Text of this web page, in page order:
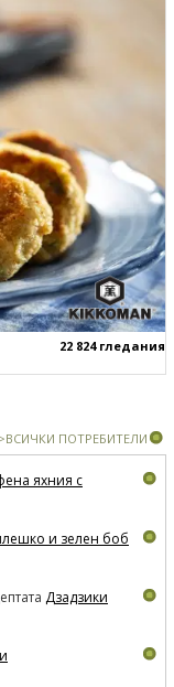
22 824 гледания
ПОТРЕБИТЕЛИ
яхния с
и зелен боб
Дзадзики